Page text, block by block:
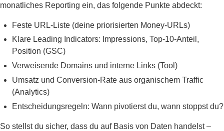
monatliches Reporting ein, das folgende Punkte abdeckt:
Feste URL-Liste (deine priorisierten Money-URLs)
Klare Leading Indicators: Impressions, Top-10-Anteil,
Position (GSC)
Verweisende Domains und interne Links (Tool)
Umsatz und Conversion-Rate aus organischem Traffic
(Analytics)
Entscheidungsregeln: Wann pivotierst du, wann stoppst du?
So stellst du sicher, dass du auf Basis von Daten handelst –